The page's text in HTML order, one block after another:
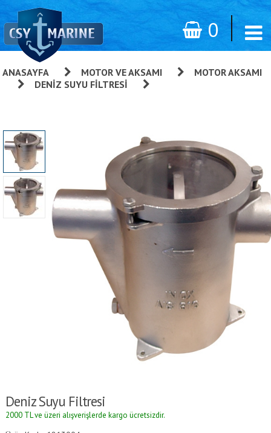
0
ANASAYFA MOTOR VE AKSAMI
MOTOR AKSAMI
DENIZ SUYU FILTRESI
Deniz Suyu Filtresi
2000 TL ve üzeri alışverişlerde kargo ücretsizdir.